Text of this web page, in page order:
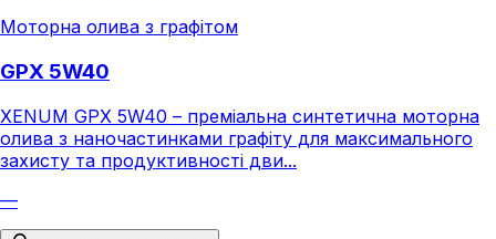
Моторна олива з графітом
GPX 5W40
XENUM GPX 5W40 – преміальна синтетична моторна
олива з наночастинками графіту для максимального
захисту та продуктивності дви...
—